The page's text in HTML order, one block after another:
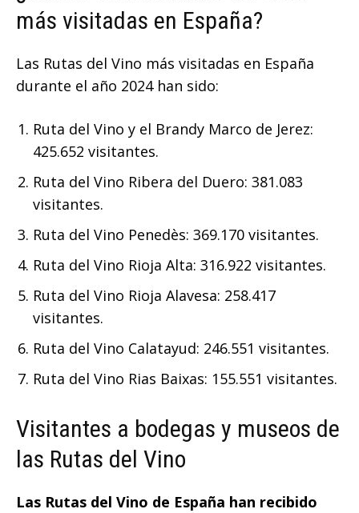
más visitadas en España?
Las Rutas del Vino más visitadas en España
durante el año 2024 han sido:
Ruta del Vino y el Brandy Marco de Jerez:
425.652 visitantes.
Ruta del Vino Ribera del Duero: 381.083
visitantes.
Ruta del Vino Penedès: 369.170 visitantes.
Ruta del Vino Rioja Alta: 316.922 visitantes.
Ruta del Vino Rioja Alavesa: 258.417
visitantes.
Ruta del Vino Calatayud: 246.551 visitantes.
Ruta del Vino Rias Baixas: 155.551 visitantes.
Visitantes a bodegas y museos de
las Rutas del Vino
Las Rutas del Vino de España han recibido